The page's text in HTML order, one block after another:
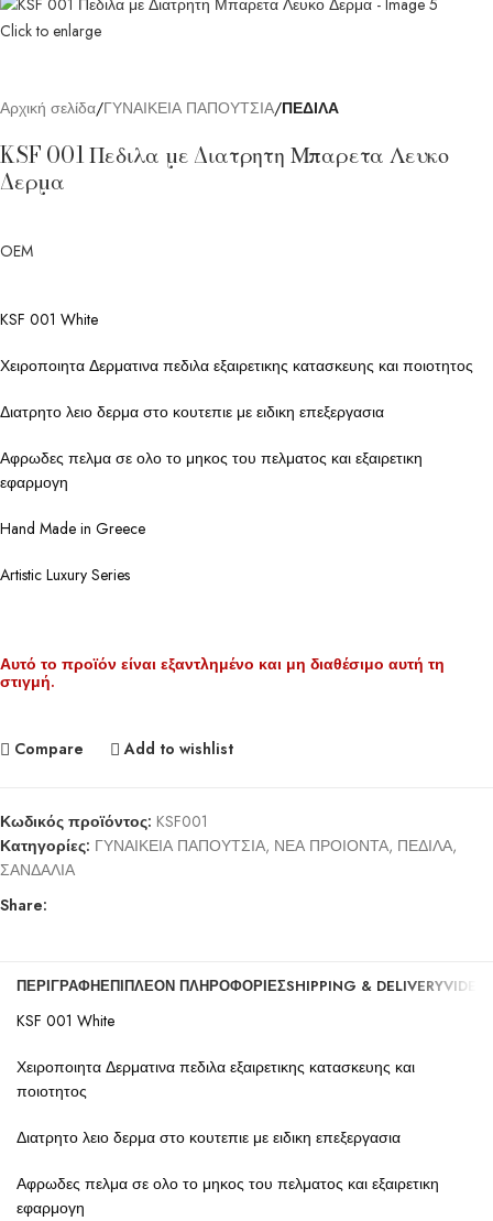
Click to enlarge
Αρχική σελίδα ΓΥΝΑΙΚΕΙΑ ΠΑΠΟΥΤΣΙΑ ΠΕΔΙΛΑ
KSF 001 Πεδιλα με Διατρητη Μπαρετα Λευκο
Δερμα
OEM
KSF 001 White
Χειροποιητα Δερματινα πεδιλα εξαιρετικης κατασκευης και ποιοτητος
Διατρητο λειο δερμα στο κουτεπιε με ειδικη επεξεργασια
Αφρωδες πελμα σε ολο το μηκος του πελματος και εξαιρετικη
εφαρμογη
Hand Made in Greece
Artistic Luxury Series
Αυτό το προϊόν είναι εξαντλημένο και μη διαθέσιμο αυτή τη
στιγμή.
Compare Add to wishlist
Κωδικός προϊόντος: KSF001
Κατηγορίες: ΓΥΝΑΙΚΕΙΑ ΠΑΠΟΥΤΣΙΑ, ΝΕΑ ΠΡΟΙΟΝΤΑ, ΠΕΔΙΛΑ,
ΣΑΝΔΑΛΙΑ
Share:
ΠΕΡΙΓΡΑΦΉΕΠΙΠΛΈΟΝ ΠΛΗΡΟΦΟΡΊΕΣSHIPPING & DELIVERYVIDEO
KSF 001 White
Χειροποιητα Δερματινα πεδιλα εξαιρετικης κατασκευης και
ποιοτητος
Διατρητο λειο δερμα στο κουτεπιε με ειδικη επεξεργασια
Αφρωδες πελμα σε ολο το μηκος του πελματος και εξαιρετικη
εφαρμογη